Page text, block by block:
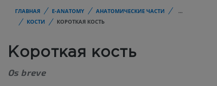
ГЛАВНАЯ E-ANATOMY АНАТОМИЧЕСКИЕ ЧАСТИ
...
КОСТИ
КОРОТКАЯ КОСТЬ
Короткая кость
Os breve